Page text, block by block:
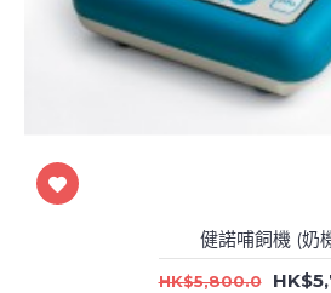
健諾哺飼機 (奶
HK$5,800.0